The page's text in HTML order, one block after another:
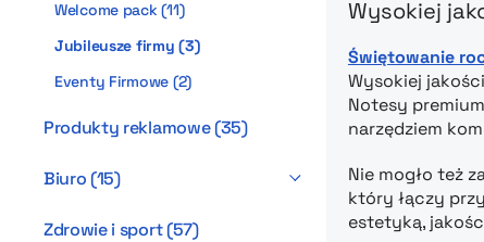
Welcome pack(11)
Jubileusze firmy (3)
Eventy Firmowe (2)
Produkty reklamowe(35)
Biuro(15)
Zdrowie i sport(57)
Wysokiej
Świętowanie
Wysokiej
Notesy
narzędziem
Nie mogło też
który łączy
estetyką,